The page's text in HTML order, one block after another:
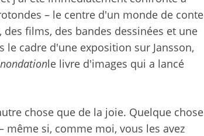
– le centre d'un monde de conte
des films, des bandes dessinées et une
cadre d'une exposition sur Jansson,
le livre d'images qui a lancé
chose que de la joie. Quelque chose
si, comme moi, vous les avez